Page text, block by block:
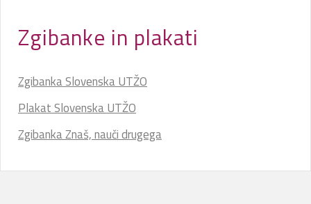
Zgibanke in plakati
Zgibanka Slovenska UTŽO
Plakat Slovenska UTŽO
Zgibanka Znaš, nauči drugega